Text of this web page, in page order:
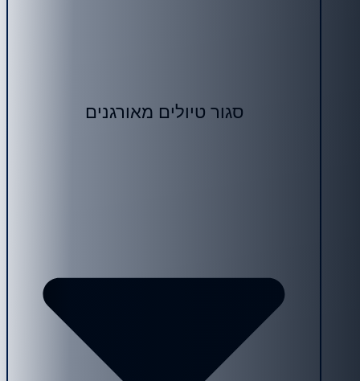
סגור טיולים מאורגנים